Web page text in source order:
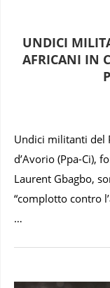
UNDICI
AFRICANI IN
Undici militanti del
d’Avorio (Ppa-Ci),
Laurent Gbagbo,
“complotto contro
…